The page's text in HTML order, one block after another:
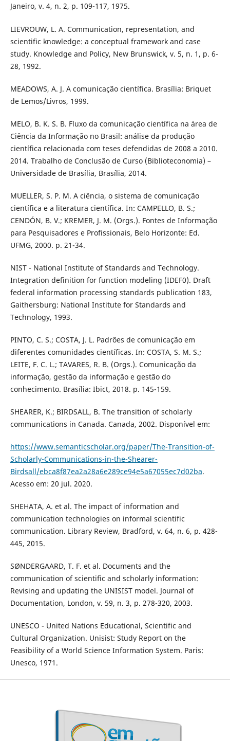
Janeiro, v. 4, n. 2, p. 109-117, 1975.
LIEVROUW, L. A. Communication, representation, and
scientific knowledge: a conceptual framework and case
study. Knowledge and Policy, New Brunswick, v. 5, n. 1, p. 6-
28, 1992.
MEADOWS, A. J. A comunicação científica. Brasília: Briquet
de Lemos/Livros, 1999.
MELO, B. K. S. B. Fluxo da comunicação científica na área de
Ciência da Informação no Brasil: análise da produção
científica relacionada com teses defendidas de 2008 a 2010.
2014. Trabalho de Conclusão de Curso (Biblioteconomia) –
Universidade de Brasília, Brasília, 2014.
MUELLER, S. P. M. A ciência, o sistema de comunicação
científica e a literatura científica. In: CAMPELLO, B. S.;
CENDÓN, B. V.; KREMER, J. M. (Orgs.). Fontes de Informação
para Pesquisadores e Profissionais, Belo Horizonte: Ed.
UFMG, 2000. p. 21-34.
NIST - National Institute of Standards and Technology.
Integration definition for function modeling (IDEF0). Draft
federal information processing standards publication 183,
Gaithersburg: National Institute for Standards and
Technology, 1993.
PINTO, C. S.; COSTA, J. L. Padrões de comunicação em
diferentes comunidades científicas. In: COSTA, S. M. S.;
LEITE, F. C. L.; TAVARES, R. B. (Orgs.). Comunicação da
informação, gestão da informação e gestão do
conhecimento. Brasília: Ibict, 2018. p. 145-159.
SHEARER, K.; BIRDSALL, B. The transition of scholarly
communications in Canada. Canada, 2002. Disponível em:
https://www.semanticscholar.org/paper/The-Transition-of-
Scholarly-Communications-in-the-Shearer-
Birdsall/ebca8f87ea2a28a6e289ce94e5a67055ec7d02ba.
Acesso em: 20 jul. 2020.
SHEHATA, A. et al. The impact of information and
communication technologies on informal scientific
communication. Library Review, Bradford, v. 64, n. 6, p. 428-
445, 2015.
SØNDERGAARD, T. F. et al. Documents and the
communication of scientific and scholarly information:
Revising and updating the UNISIST model. Journal of
Documentation, London, v. 59, n. 3, p. 278-320, 2003.
UNESCO - United Nations Educational, Scientific and
Cultural Organization. Unisist: Study Report on the
Feasibility of a World Science Information System. Paris:
Unesco, 1971.